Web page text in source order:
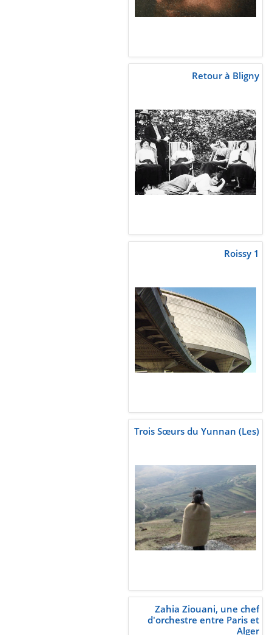
Retour à Bligny
Roissy 1
Trois Sœurs du Yunnan (Les)
Zahia Ziouani, une chef
d'orchestre entre Paris et
Alger